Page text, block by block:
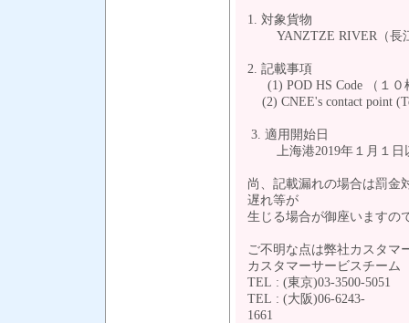
1. 対象貨物
YANZTZE RIVER（長江
2. 記載事項
(1) POD HS Code （１０
(2) CNEE's contact point
3. 適用開始日
上海港2019年１月１日
尚、記載漏れの場合は罰金
遅れ等が
生じる場合が御座いますの
ご不明な点は弊社カスタマ
カスタマーサービスチー
TEL : (東京)03-3500-5051
TEL : (大阪)06-6243-